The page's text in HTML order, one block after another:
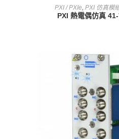
查看
PXI / PXIe, PXI 仿真模
PXI 熱電偶仿真